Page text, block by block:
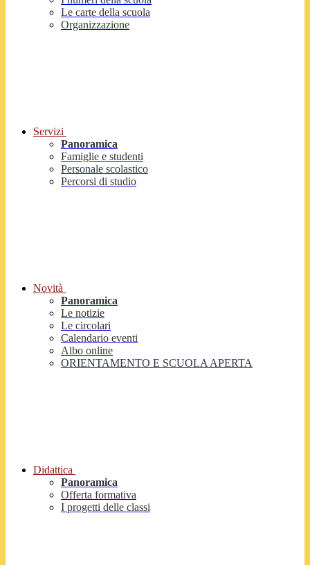
Le carte della scuola
Organizzazione
Servizi
Panoramica
Famiglie e studenti
Personale scolastico
Percorsi di studio
Novità
Panoramica
Le notizie
Le circolari
Calendario eventi
Albo online
ORIENTAMENTO E SCUOLA APERTA
Didattica
Panoramica
Offerta formativa
I progetti delle classi